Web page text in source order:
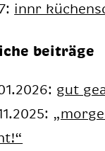
innr
beiträge
gut